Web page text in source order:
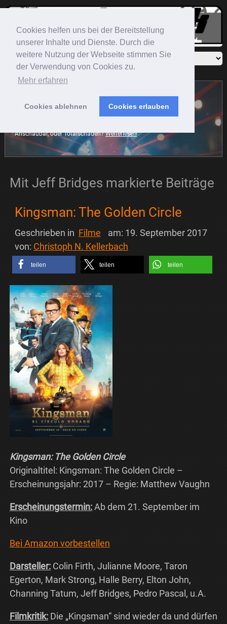
Cookies helfen uns bei der Bereitstellung
unserer Inhalte und Dienste. Durch die
weitere Nutzung der Webseite stimmen Sie
der Verwendung von Cookies zu.
Mehr erfahren
Cookies ablehnen Cookies erlauben
Anschaubar, oder Totalschaden?Weiterlesen
Mit Jeff Bridges markierte Beiträge
Kingsman: The Golden Circle
Geschrieben in Filme am: 19. September 2017
von: Christoph N. Kellerbach
teilen teilen teilen
Kingsman: The Golden Circle
Originaltitel: Kingsman: The Golden Circle –
Erscheinungsjahr: 2017 – Regie: Matthew Vaughn
Erscheinungstermin:Ab dem 21. September im
Kino
Bei Amazon vorbestellen
Darsteller:Colin Firth, Julianne Moore, Taron
Egerton, Mark Strong, Halle Berry, Elton John,
Channing Tatum, Jeff Bridges, Pedro Pascal, u.A.
Filmkritik:Die „Kingsman“ sind wieder da und dürfen